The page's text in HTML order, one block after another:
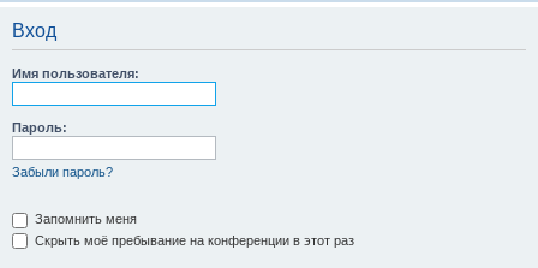
Вход
Имя пользователя:
Пароль:
Забыли пароль?
Запомнить меня
Скрыть моё пребывание на конференции в этот раз